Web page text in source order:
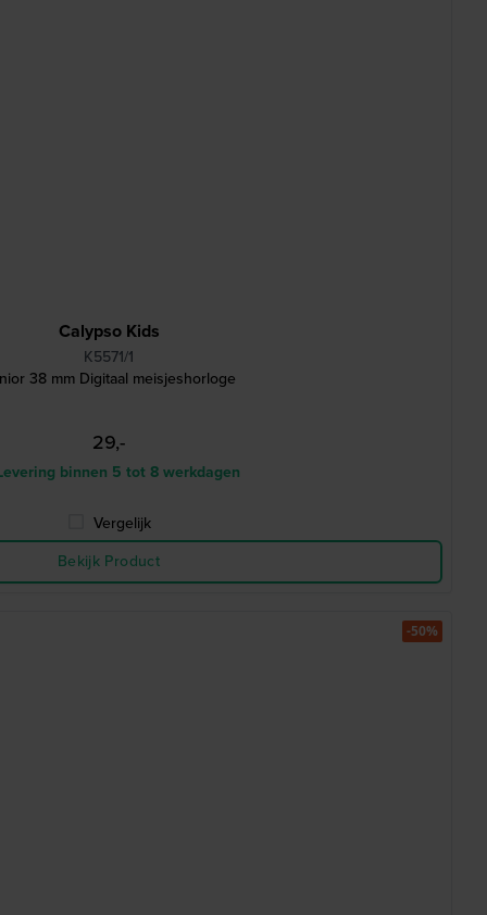
Calypso Kids
K5571/1
38 mm Digitaal meisjeshorloge
29,-
binnen 5 tot 8 werkdagen
Vergelijk
Bekijk Product
-50%